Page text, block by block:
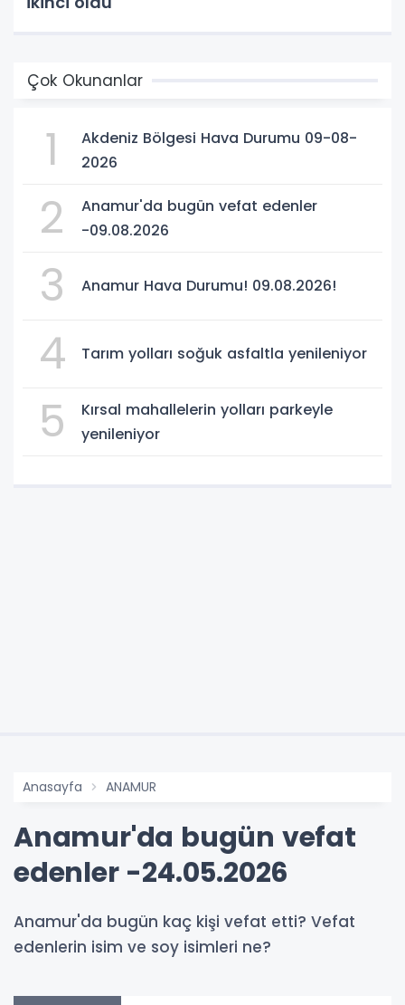
Çok Okunanlar
1
Akdeniz Bölgesi Hava Durumu 09-08-
2026
2
Anamur'da bugün vefat edenler
-09.08.2026
3 Anamur Hava Durumu! 09.08.2026!
4 Tarım yolları soğuk asfaltla yenileniyor
5
Kırsal mahallelerin yolları parkeyle
yenileniyor
Anasayfa ANAMUR
Anamur'da bugün vefat
edenler -24.05.2026
Anamur'da bugün kaç kişi vefat etti? Vefat
edenlerin isim ve soy isimleri ne?